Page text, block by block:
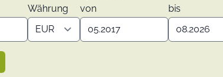
Währung
von
bis